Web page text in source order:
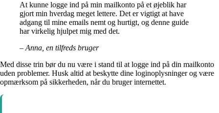
At kunne logge ind på min mailkonto på et øjeblik har
gjort min hverdag meget lettere. Det er vigtigt at have
adgang til mine emails nemt og hurtigt, og denne guide
har virkelig hjulpet mig med det.
– Anna, en tilfreds bruger
Med disse trin bør du nu være i stand til at logge ind på din mailkonto
uden problemer. Husk altid at beskytte dine loginoplysninger og være
opmærksom på sikkerheden, når du bruger internettet.